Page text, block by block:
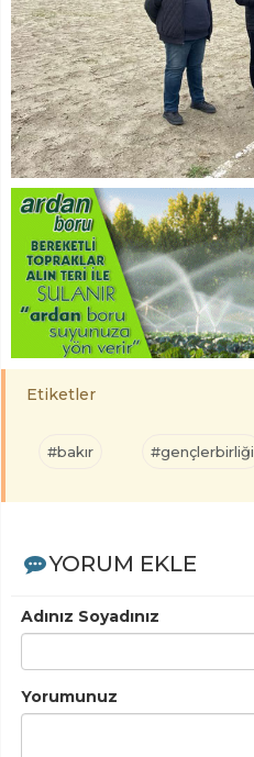
Etiketler
#bakır #gençlerbirliği
YORUM EKLE
Adınız Soyadınız
Yorumunuz